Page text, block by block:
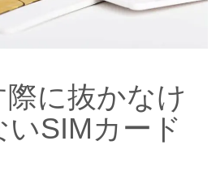
に抜かなけ
SIMカード